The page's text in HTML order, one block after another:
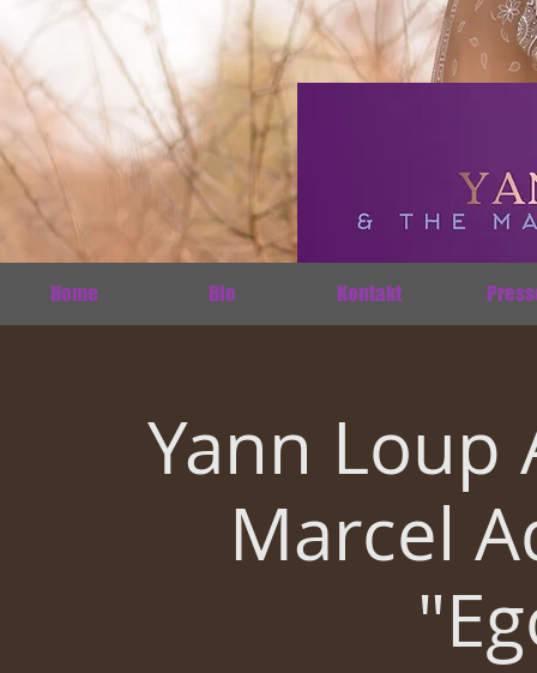
Home Bio Kontakt
Yann Loup
Marcel